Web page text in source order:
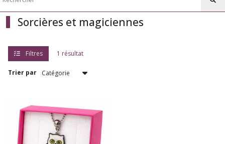
Sorcières et magiciennes
Filtres 1 résultat
Trier par
Les
chats
(1)
Dia
de
los
Les
musiciennes
(1)